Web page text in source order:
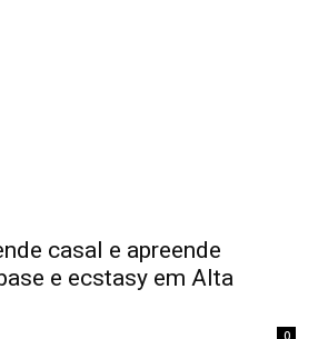
casal e apreende
e ecstasy em Alta
0